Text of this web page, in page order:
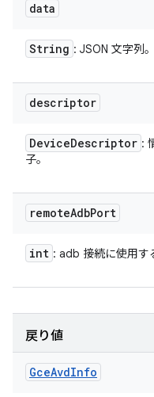
data
String : JSON 文字列。
descriptor
DeviceDescriptor :
子。
remoteAdbPort
int : adb 接続に使用す
戻り値
GceAvdInfo